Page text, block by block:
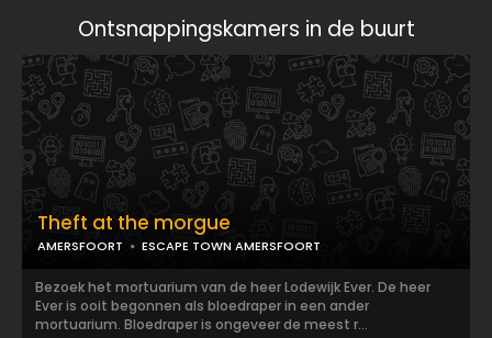
Ontsnappingskamers in de buurt
Theft at the morgue
AMERSFOORT ESCAPE TOWN AMERSFOORT
Bezoek het mortuarium van de heer Lodewijk Ever. De heer
Ever is ooit begonnen als bloedraper in een ander
mortuarium. Bloedraper is ongeveer de meest r...